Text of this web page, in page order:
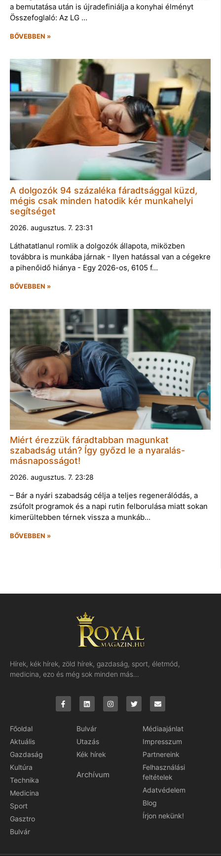
a bemutatása után is újradefiniálja a konyhai élményt
Összefoglaló: Az LG …
BŐVEBBEN »
A dolgozók 94 százaléka fáradtsággal küzd,
mégis csak minden hatodik kér munkahelyi
segítséget
2026. augusztus. 7. 23:31
Láthatatlanul romlik a dolgozók állapota, miközben
továbbra is munkába járnak - Ilyen hatással van a cégekre
a pihenőidő hiánya - Egy 2026-os, 6105 f…
BŐVEBBEN »
Miért érezzük fáradtabban magunkat
szabadság után? Így győzd le a nyaralás-
másnaposságot!
2026. augusztus. 7. 23:28
– Bár a nyári szabadság célja a teljes regenerálódás, a
zsúfolt programok és a napi rutin felborulása miatt sokan
kimerültebben térnek vissza a munkáb…
BŐVEBBEN »
Hírek, kék hírek, zöld hírek, gazdaság, sport, életmód,
medicina, ezo és még sok minden más…
Főoldal
Aktuális
Gazdaság
Kultúra
Technika
Medicina
Sport
Gasztro
Bulvár
Bulvár
Utazás
Kék hírek
Archívum
Médiaajánlat
Impresszum
Partnereink
Felhasználási
feltételek
Adatvédelem
Blog
Írjon nekünk!